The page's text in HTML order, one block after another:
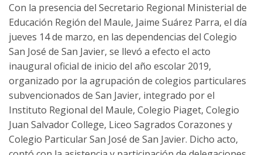
Con la presencia del Secretario Regional Ministerial de
Educación Región del Maule, Jaime Suárez Parra, el día
jueves 14 de marzo, en las dependencias del Colegio
San José de San Javier, se llevó a efecto el acto
inaugural oficial de inicio del año escolar 2019,
organizado por la agrupación de colegios particulares
subvencionados de San Javier, integrado por el
Instituto Regional del Maule, Colegio Piaget, Colegio
Juan Salvador College, Liceo Sagrados Corazones y
Colegio Particular San José de San Javier. Dicho acto,